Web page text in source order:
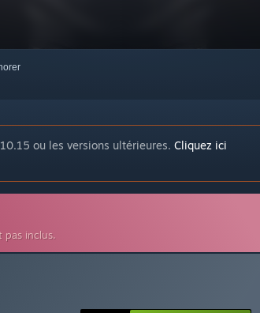
ou les versions ultérieures. Cliquez ici
pas inclus.